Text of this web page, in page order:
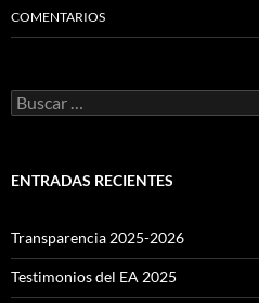
COMENTARIOS
Buscar:
ENTRADAS RECIENTES
Transparencia 2025-2026
Testimonios del EA 2025